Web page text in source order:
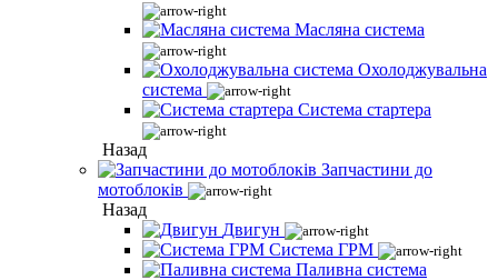
Масляна система
Охолоджувальна
система
Система стартера
Назад
Запчастини до
мотоблоків
Назад
Двигун
Система ГРМ
Паливна система